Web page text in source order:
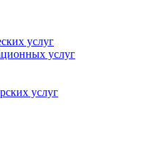
услуг
услуг
услуг